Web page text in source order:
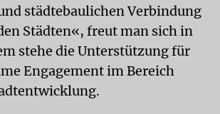
städtebaulichen Verbindung
Städten«, freut man sich in
stehe die Unterstützung für
Engagement im Bereich